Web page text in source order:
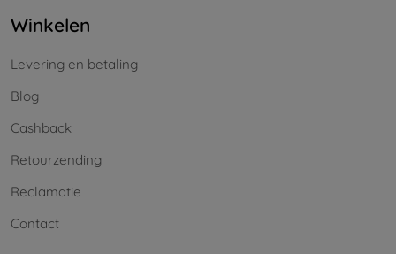
Winkelen
Levering en betaling
Blog
Cashback
Retourzending
Reclamatie
Contact